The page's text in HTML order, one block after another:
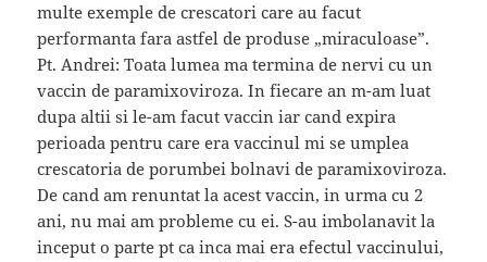
multe exemple de crescatori care au facut
performanta fara astfel de produse „miraculoase”.
Pt. Andrei: Toata lumea ma termina de nervi cu un
vaccin de paramixoviroza. In fiecare an m-am luat
dupa altii si le-am facut vaccin iar cand expira
perioada pentru care era vaccinul mi se umplea
crescatoria de porumbei bolnavi de paramixoviroza.
De cand am renuntat la acest vaccin, in urma cu 2
ani, nu mai am probleme cu ei. S-au imbolanavit la
inceput o parte pt ca inca mai era efectul vaccinului,